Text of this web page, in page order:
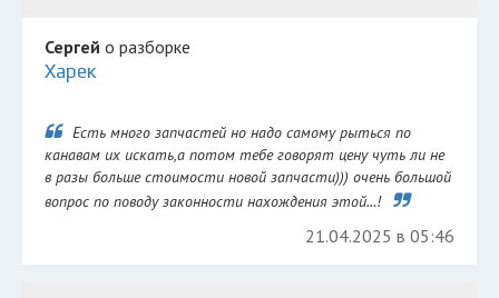
Сергей о разборке
Харек
Есть много запчастей но надо самому рыться по
канавам их искать,а потом тебе говорят цену чуть ли не
в разы больше стоимости новой запчасти))) очень большой
вопрос по поводу законности нахождения этой...!
21.04.2025 в 05:46